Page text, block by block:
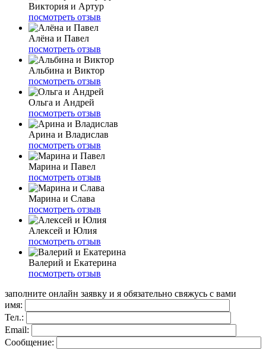
Виктория и Артур
посмотреть отзыв
Алёна и Павел
посмотреть отзыв
Альбина и Виктор
посмотреть отзыв
Ольга и Андрей
посмотреть отзыв
Арина и Владислав
посмотреть отзыв
Марина и Павел
посмотреть отзыв
Марина и Слава
посмотреть отзыв
Алексей и Юлия
посмотреть отзыв
Валерий и Екатерина
посмотреть отзыв
заполните онлайн заявку и я обязательно свяжусь с вами
имя:
Тел.:
Email:
Сообщение: